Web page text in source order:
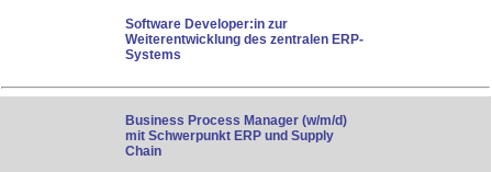
Software Developer:in zur
Weiterentwicklung des zentralen ERP-
Systems
Business Process Manager (w/m/d)
mit Schwerpunkt ERP und Supply
Chain